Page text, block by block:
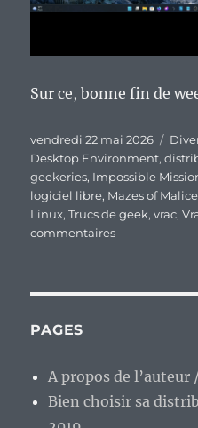
Sur ce, bonne fin de
Publié
le
vendredi 22 mai 2026
Desktop Environment,
geekeries, Impossible
logiciel libre, Mazes of Malice
Linux,Trucs de geek,vrac,
commentairessur
PAGES
A propos de
Bien choisir sa